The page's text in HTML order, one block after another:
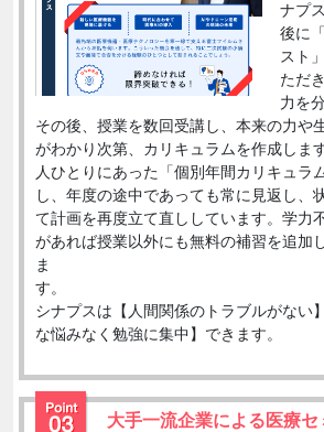
ナプ
後に
スト
ただ
力を
その後、授業を数回受講し、本来の力や
がわかり次第、カリキュラムを作成しま
人ひとりにあった「個別年間カリキュラ
し、年度の途中であっても常に見返し、
て計画を再度立て直ししています。学力
があれば授業以外にも無料の補習を追加
ま
す
シナプスは【人間関係のトラブルがない
な悩みなく勉強に集中】できます。
大手一流企業による医療セ